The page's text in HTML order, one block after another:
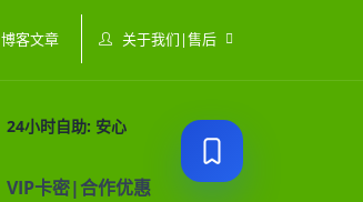
博客文章 关于我们|售后
24小时自助: 安心
VIP卡密|合作优惠